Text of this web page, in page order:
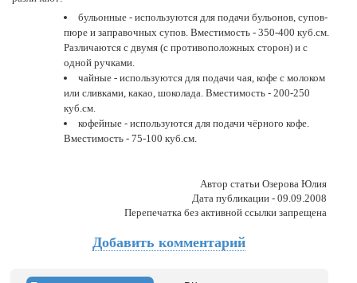
бульонные - используются для подачи бульонов, супов-
пюре и заправочных супов. Вместимость - 350-400 куб.см.
Различаются с двумя (с противоположных сторон) и с
одной ручками.
чайные - используются для подачи чая, кофе с молоком
или сливками, какао, шоколада. Вместимость - 200-250
куб.см.
кофейные - используются для подачи чёрного кофе.
Вместимость - 75-100 куб.см.
Автор статьи Озерова Юлия
Дата публикации - 09.09.2008
Перепечатка без активной ссылки запрещена
Добавить комментарий